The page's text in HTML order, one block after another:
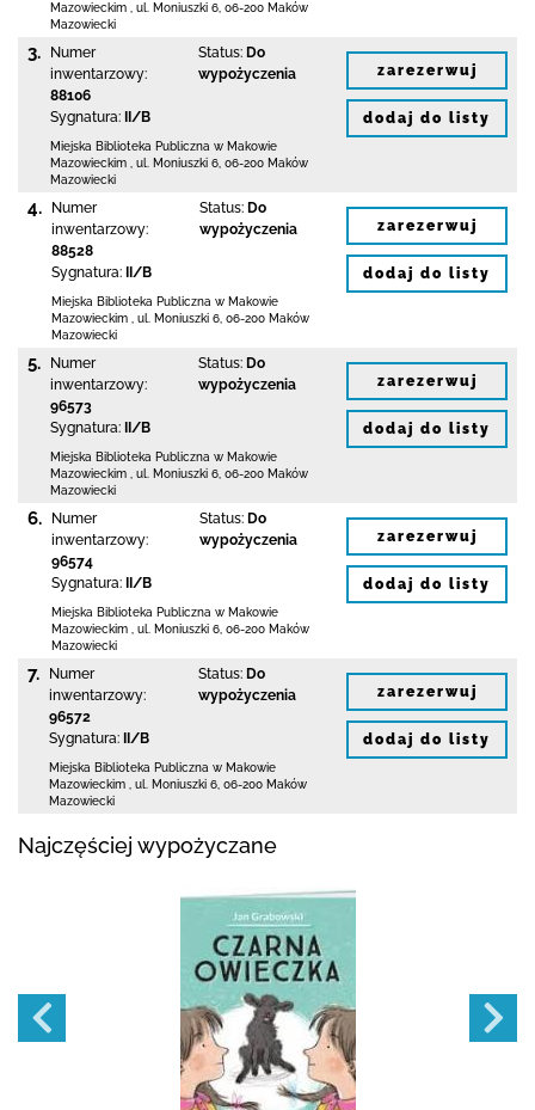
Mazowieckim
ul. Moniuszki 6 06-200 Maków
Mazowiecki
3.
Numer
inwentarzowy:
88106
Sygnatura:
II/B
Status: Do
wypożyczenia
Miejska Biblioteka Publiczna w Makowie
Mazowieckim
ul. Moniuszki 6 06-200 Maków
Mazowiecki
zarezerwuj
dodaj do listy
4.
Numer
inwentarzowy:
88528
Sygnatura:
II/B
Status: Do
wypożyczenia
Miejska Biblioteka Publiczna w Makowie
Mazowieckim
ul. Moniuszki 6 06-200 Maków
Mazowiecki
zarezerwuj
dodaj do listy
5.
Numer
inwentarzowy:
96573
Sygnatura:
II/B
Status: Do
wypożyczenia
Miejska Biblioteka Publiczna w Makowie
Mazowieckim
ul. Moniuszki 6 06-200 Maków
Mazowiecki
zarezerwuj
dodaj do listy
6.
Numer
inwentarzowy:
96574
Sygnatura:
II/B
Status: Do
wypożyczenia
Miejska Biblioteka Publiczna w Makowie
Mazowieckim
ul. Moniuszki 6 06-200 Maków
Mazowiecki
zarezerwuj
dodaj do listy
7.
Numer
inwentarzowy:
96572
Sygnatura:
II/B
Status: Do
wypożyczenia
Miejska Biblioteka Publiczna w Makowie
Mazowieckim
ul. Moniuszki 6 06-200 Maków
Mazowiecki
zarezerwuj
dodaj do listy
Najczęściej wypożyczane